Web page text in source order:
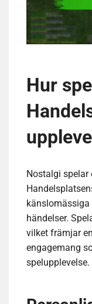
Hur
Nostalgi spelar
händelser.
vilket främjar
engagemang
spelupplevelse.